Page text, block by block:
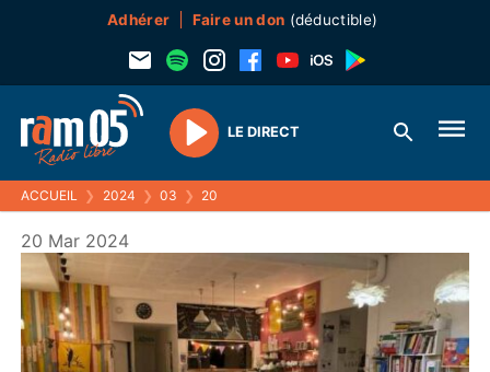
Adhérer Faire un don (déductible)
Play
LE DIRECT
ACCUEIL ❯ 2024 ❯ 03 ❯ 20
20 Mar 2024